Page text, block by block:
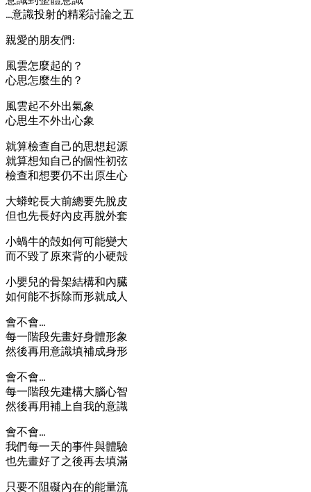
…意識投射的精彩討論之五
親愛的朋友們:
風雲怎麼起的？
心思怎麼生的？
風雲起不外出氣象
心思生不外出心象
就算檢查自己的思想起源
就算想知自己的個性初弦
檢查和想要仍不出原生心
大蟒蛇長大前總要先脫皮
但也先長好內皮再脫外套
小蝸牛的殻如何可能變大
而不毀了原來背的小硬殻
小嬰兒的骨架結構和內臓
如何能不拆除而形就成人
會不會…
每一階段先畫好身體形象
然後再用意識填補成身形
會不會…
每一階段先建構大腦心智
然後再用補上自我的意識
會不會…
我們每一天的事件與體驗
也先畫好了之後再去填滿
只要不阻礙內在的能量流